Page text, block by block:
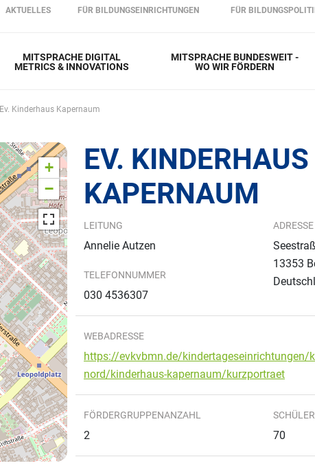
Direkt zum Inhalt
AKTUELLES FÜR BILDUNGSEINRICHTUNGEN FÜR
MITSPRACHE DIGITAL
METRICS & INNOVATIONS
MITSPRACHE BUNDESWEIT -
WO WIR FÖRDERN
Ev. Kinderhaus Kapernaum
EV. KINDERHAUS
KAPERNAUM
LEITUNG
Annelie Autzen
TELEFONNUMMER
030 4536307
ADRESSE
13353
WEBADRESSE
https://evkvbmn.de/kindertageseinrichtungen/
nord/kinderhaus-kapernaum/kurzportraet
FÖRDERGRUPPENANZAHL
2 70
+
−